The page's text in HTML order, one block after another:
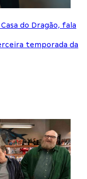
do Dragão, fala
temporada da